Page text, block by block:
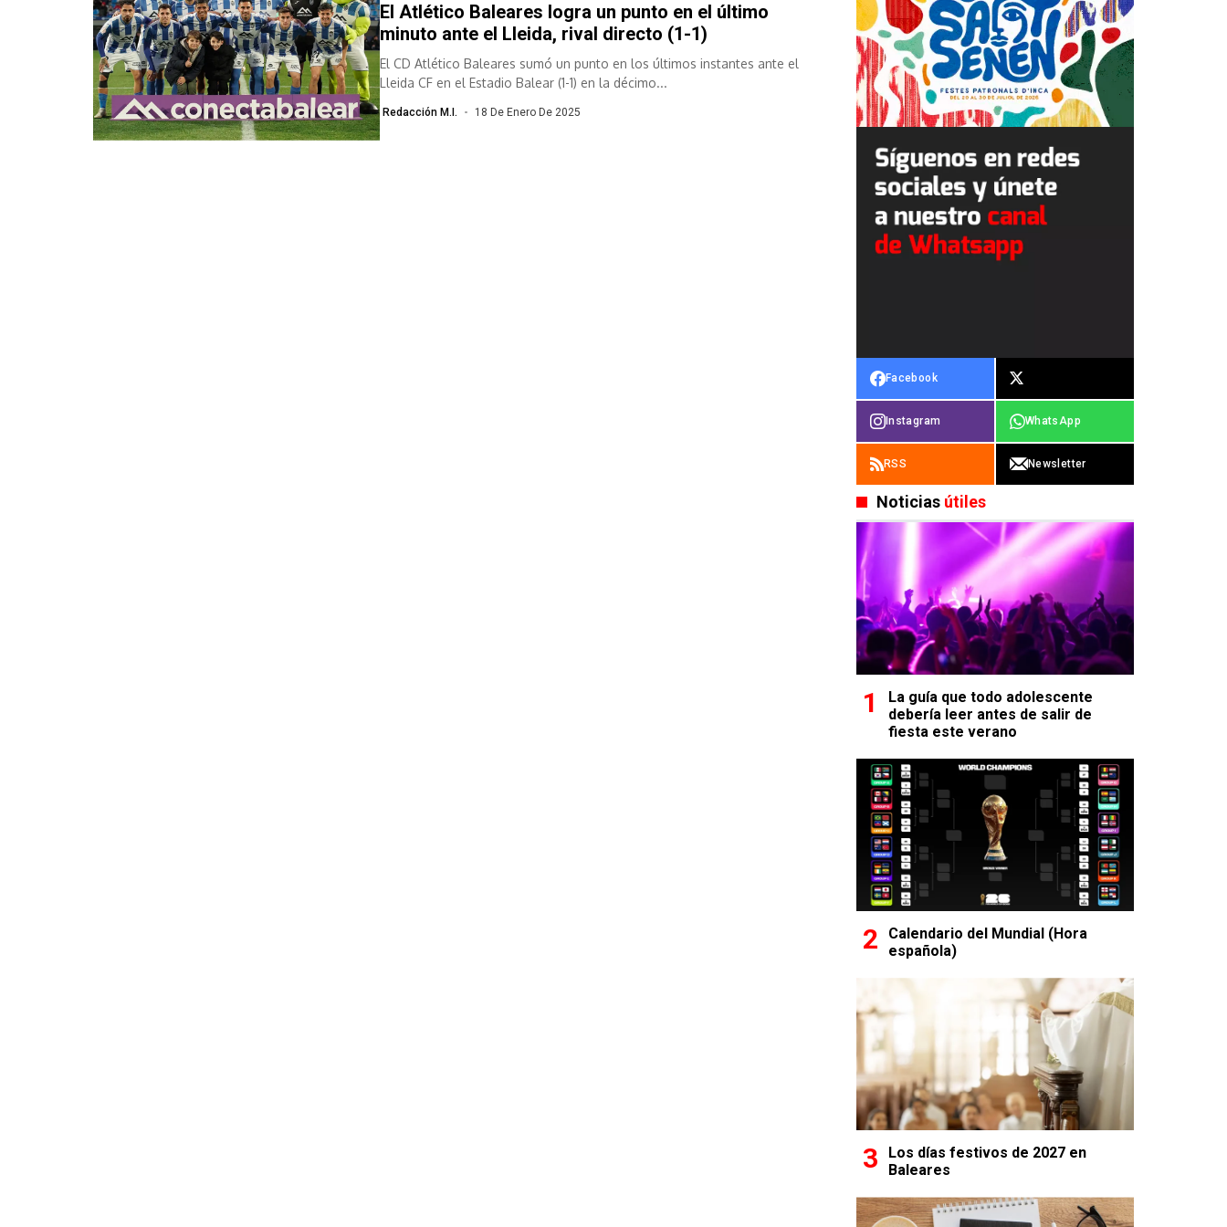
El Atlético Baleares logra un punto en el último
minuto ante el Lleida, rival directo (1-1)
El CD Atlético Baleares sumó un punto en los últimos instantes ante el
Lleida CF en el Estadio Balear (1-1) en la décimo...
Redacción M.I. 18 De Enero De 2025
Facebook
Instagram WhatsApp
RSS Newsletter
Noticias útiles
La guía que todo adolescente
debería leer antes de salir de
fiesta este verano
Calendario del Mundial (Hora
española)
Los días festivos de 2027 en
Baleares